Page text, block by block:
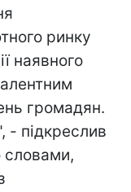
ринку
наявного
громадян.
- підкреслив
словами,